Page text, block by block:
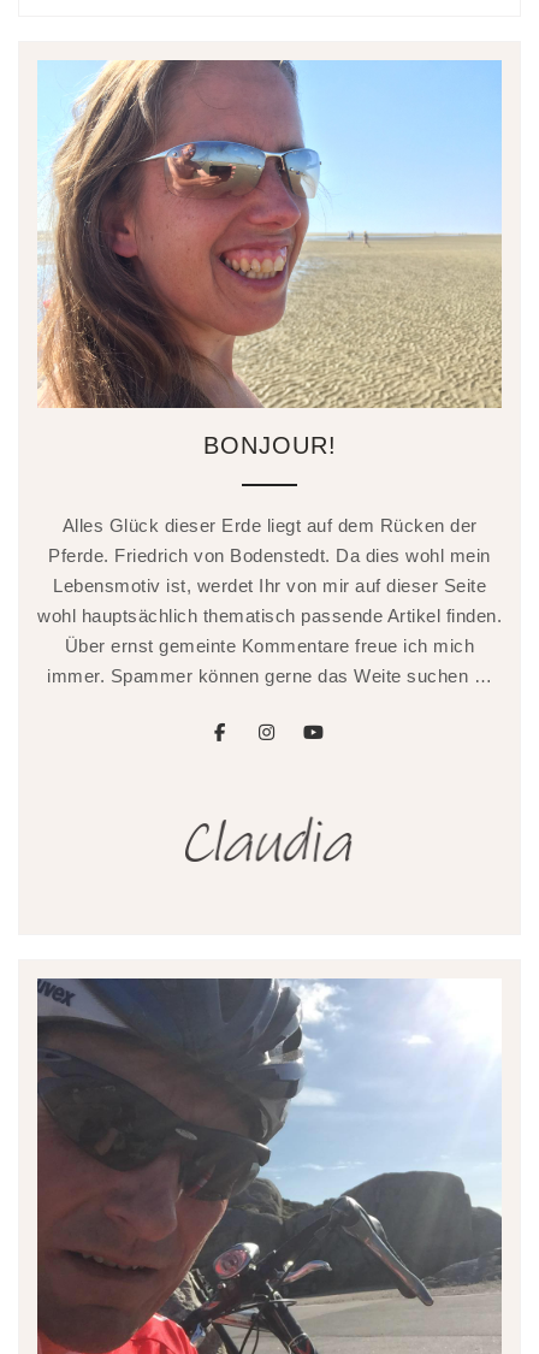
BONJOUR!
Alles Glück dieser Erde liegt auf dem Rücken der
Pferde. Friedrich von Bodenstedt. Da dies wohl mein
Lebensmotiv ist, werdet Ihr von mir auf dieser Seite
wohl hauptsächlich thematisch passende Artikel finden.
Über ernst gemeinte Kommentare freue ich mich
immer. Spammer können gerne das Weite suchen …